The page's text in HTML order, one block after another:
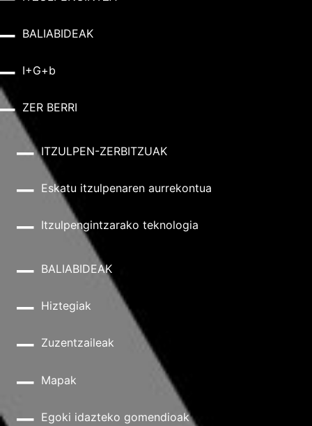
BALIABIDEAK
I+G+b
ZER BERRI
ITZULPEN-ZERBITZUAK
Eskatu itzulpenaren aurrekontua
Itzulpengintzarako teknologia
BALIABIDEAK
Hiztegiak
Zuzentzaileak
Mapak
Egoki idazteko gomendioak